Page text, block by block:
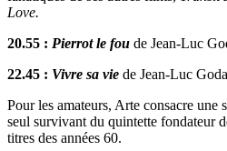
Love.
20.55 : Pierrot le fou de Jean-Luc
22.45 : Vivre sa vie de Jean-Luc
Pour les amateurs, Arte consacre une
seul survivant du quintette fondateur
titres des années 60.